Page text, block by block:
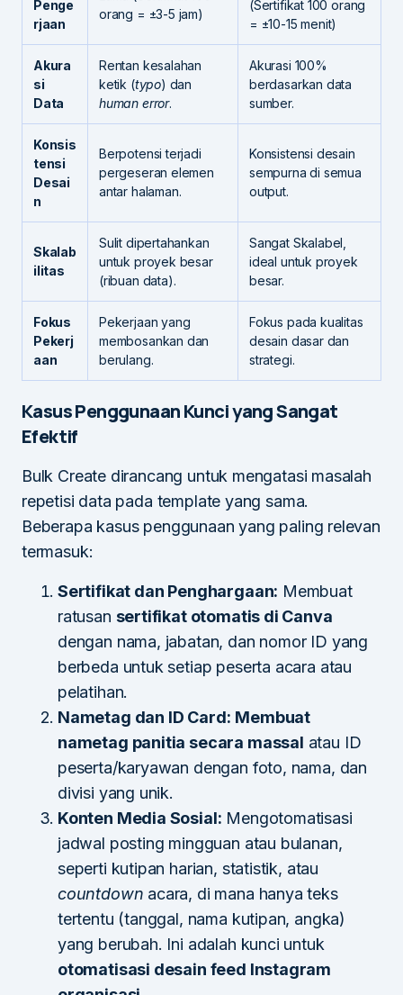
Penge
rjaan
orang = ±3-5 jam)
(Sertifikat 100 orang
= ±10-15 menit)
Akura
si
Data
Rentan kesalahan
ketik (typo) dan
human error.
Akurasi 100%
berdasarkan data
sumber.
Konsis
tensi
Desai
n
Berpotensi terjadi
pergeseran elemen
antar halaman.
Konsistensi desain
sempurna di semua
output.
Skalab
ilitas
Sulit dipertahankan
untuk proyek besar
(ribuan data).
Sangat Skalabel,
ideal untuk proyek
besar.
Fokus
Pekerj
aan
Pekerjaan yang
membosankan dan
berulang.
Fokus pada kualitas
desain dasar dan
strategi.
Kasus Penggunaan Kunci yang Sangat
Efektif
Bulk Create dirancang untuk mengatasi masalah
repetisi data pada template yang sama.
Beberapa kasus penggunaan yang paling relevan
termasuk:
Sertifikat dan Penghargaan: Membuat
ratusan sertifikat otomatis di Canva
dengan nama, jabatan, dan nomor ID yang
berbeda untuk setiap peserta acara atau
pelatihan.
Nametag dan ID Card: Membuat
nametag panitia secara massal atau ID
peserta/karyawan dengan foto, nama, dan
divisi yang unik.
Konten Media Sosial: Mengotomatisasi
jadwal posting mingguan atau bulanan,
seperti kutipan harian, statistik, atau
countdown acara, di mana hanya teks
tertentu (tanggal, nama kutipan, angka)
yang berubah. Ini adalah kunci untuk
otomatisasi desain feed Instagram